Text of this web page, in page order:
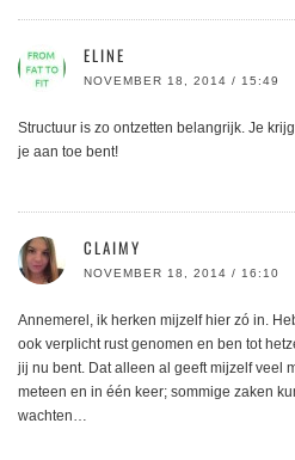
ELINE
NOVEMBER 18, 2014 / 15:49
Structuur is zo ontzetten belangrijk. Je
je aan toe bent!
CLAIMY
NOVEMBER 18, 2014 / 16:10
Annemerel, ik herken mijzelf hier zó in.
ook verplicht rust genomen en ben tot
jij nu bent. Dat alleen al geeft mijzelf veel
meteen en in één keer; sommige zaken
wachten…